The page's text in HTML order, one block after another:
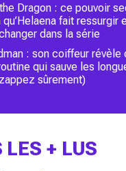
Dragon : ce pouvoir
qu’Helaena fait ressurgir
dans la série
: son coiffeur révèle
qui sauve les
sûrement)
LES + LUS